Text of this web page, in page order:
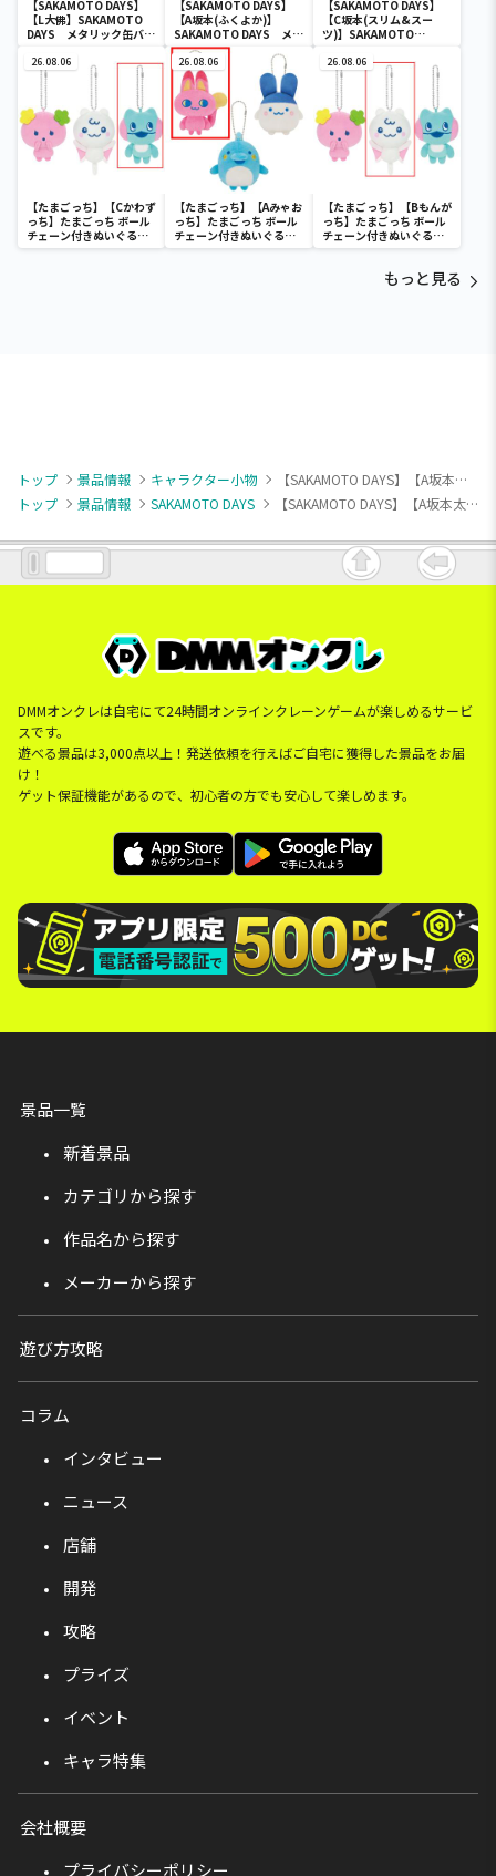
【SAKAMOTO DAYS】
【L大佛】SAKAMOTO
DAYS メタリック缶バッ
【SAKAMOTO DAYS】
【A坂本(ふくよか)】
SAKAMOTO DAYS メタ
リック缶バッジ
【SAKAMOTO DAYS】
【C坂本(スリム&スー
ツ)】SAKAMOTO
ジ
26.08.06
【たまごっち】【Cかわず
っち】たまごっち ボール
チェーン付きぬいぐるみ
～Tamagotchi
26.08.06
【たまごっち】【Aみゃお
っち】たまごっち ボール
チェーン付きぬいぐるみ
～Tamagotchi
26.08.06
【たまごっち】【Bもんが
っち】たまごっち ボール
チェーン付きぬいぐるみ
～Tamagotchi
もっと見る
トップ 景品情報 キャラクター小物
【SAKAMOTO DAYS】【A坂本太郎】SAKAMOTO DAYS ちびぐるみvol.2
トップ
景品情報 SAKAMOTO DAYS 【SAKAMOTO DAYS】【A坂本太郎】SAKAMOTO DAYS ちびぐるみvol.2
DMMオンクレは自宅にて24時間オンラインクレーンゲームが楽しめるサービ
スです。
遊べる景品は3,000点以上！発送依頼を行えばご自宅に獲得した景品をお届
け！
ゲット保証機能があるので、初心者の方でも安心して楽しめます。
景品一覧
新着景品
カテゴリから探す
作品名から探す
メーカーから探す
遊び方攻略
コラム
インタビュー
ニュース
店舗
開発
攻略
プライズ
イベント
キャラ特集
会社概要
プライバシーポリシー